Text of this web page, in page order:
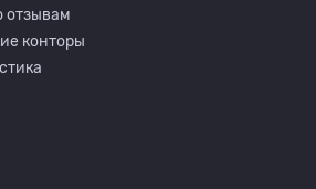
отзывам
конторы